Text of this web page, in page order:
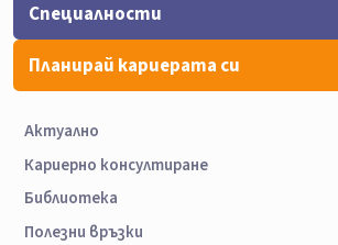
Специалности
Планирай кариерата си
Актуално
Кариерно консултиране
Библиотека
Полезни връзки